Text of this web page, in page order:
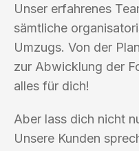
Unser erfahrenes
sämtliche
Umzugs. Von der
zur Abwicklung der
alles für dich!
Aber lass dich nicht
Unsere Kunden